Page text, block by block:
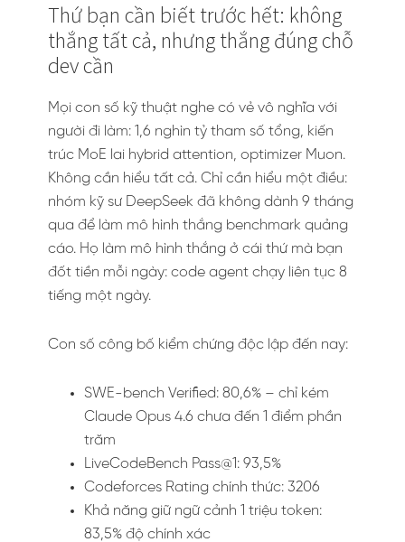
Thứ bạn cần biết trước hết: không
thắng tất cả, nhưng thắng đúng chỗ
dev cần
Mọi con số kỹ thuật nghe có vẻ vô nghĩa với
người đi làm: 1,6 nghìn tỷ tham số tổng, kiến
trúc MoE lai hybrid attention, optimizer Muon.
Không cần hiểu tất cả. Chỉ cần hiểu một điều:
nhóm kỹ sư DeepSeek đã không dành 9 tháng
qua để làm mô hình thắng benchmark quảng
cáo. Họ làm mô hình thắng ở cái thứ mà bạn
đốt tiền mỗi ngày: code agent chạy liên tục 8
tiếng một ngày.
Con số công bố kiểm chứng độc lập đến nay:
SWE-bench Verified: 80,6% – chỉ kém
Claude Opus 4.6 chưa đến 1 điểm phần
trăm
LiveCodeBench Pass@1: 93,5%
Codeforces Rating chính thức: 3206
Khả năng giữ ngữ cảnh 1 triệu token:
83,5% độ chính xác